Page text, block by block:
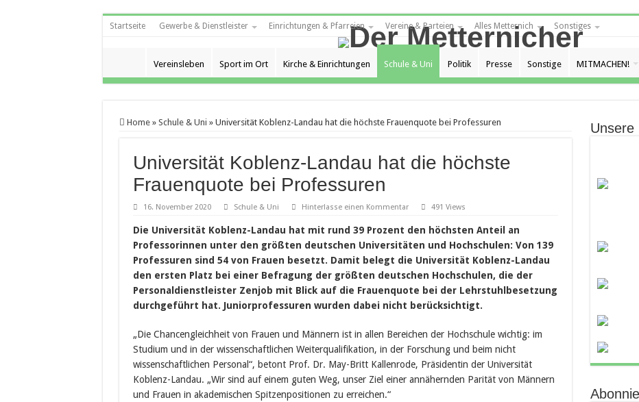
Startseite Gewerbe & Dienstleister Einrichtungen & Pfarreien Vereine & Parteien Alles Metternich Sonstiges
Vereinsleben Sport im Ort Kirche & Einrichtungen Schule & Uni Politik Presse Sonstige MITMACHEN!
Home » Schule & Uni » Universität Koblenz-Landau hat die höchste Frauenquote bei Professuren
Universität Koblenz-Landau hat die höchste
Frauenquote bei Professuren
16. November 2020 Schule & Uni Hinterlasse einen Kommentar 491 Views
Die Universität Koblenz-Landau hat mit rund 39 Prozent den höchsten Anteil an
Professorinnen unter den größten deutschen Universitäten und Hochschulen: Von 139
Professuren sind 54 von Frauen besetzt. Damit belegt die Universität Koblenz-Landau
den ersten Platz bei einer Befragung der größten deutschen Hochschulen, die der
Personaldienstleister Zenjob mit Blick auf die Frauenquote bei der Lehrstuhlbesetzung
durchgeführt hat. Juniorprofessuren wurden dabei nicht berücksichtigt.
„Die Chancengleichheit von Frauen und Männern ist in allen Bereichen der Hochschule wichtig: im
Studium und in der wissenschaftlichen Weiterqualifikation, in der Forschung und beim nicht
wissenschaftlichen Personal“, betont Prof. Dr. May-Britt Kallenrode, Präsidentin der Universität
Koblenz-Landau. „Wir sind auf einem guten Weg, unser Ziel einer annähernden Parität von Männern
und Frauen in akademischen Spitzenpositionen zu erreichen.“
Unsere